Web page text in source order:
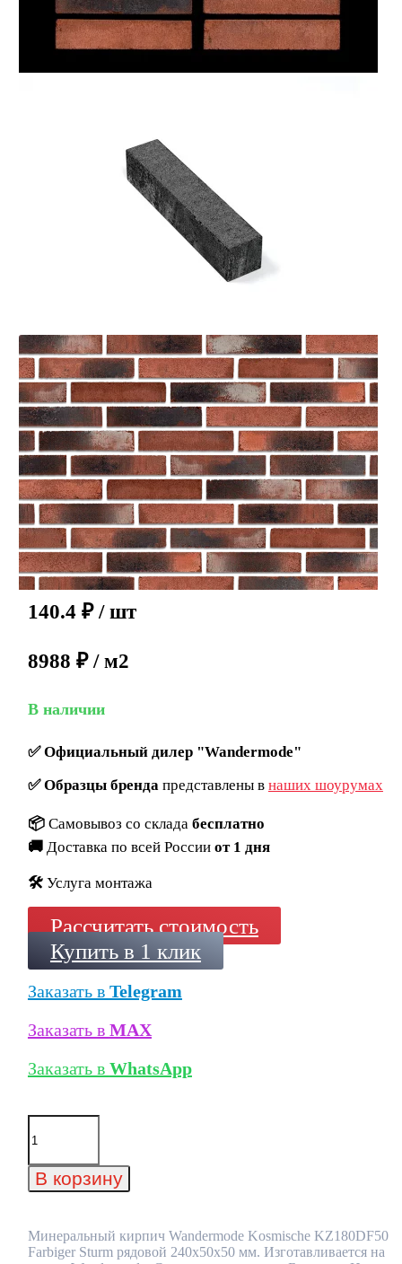
140.4 ₽ / шт
8988 ₽ / м2
В наличии
✅Официальный дилер "Wandermode"
✅Образцы брендапредставлены в наших шоурумах
📦 Самовывоз со склада бесплатно
🚚 Доставка по всей России от 1 дня
🛠️ Услуга монтажа
Рассчитать стоимость
Купить в 1 клик
Заказать в Telegram
Заказать в MAX
Заказать в WhatsApp
Количество
товара
кирпич
Wandermode
Farbiger
Sturm
В корзину
Минеральный кирпич Wandermode Kosmische KZ180DF50
Farbiger Sturm рядовой 240x50x50 мм. Изготавливается на